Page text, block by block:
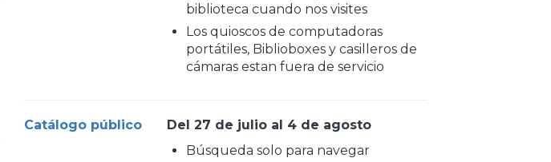
biblioteca cuando nos visites
Los quioscos de computadoras
portátiles, Biblioboxes y casilleros de
cámaras estan fuera de servicio
Catálogo público
Del 27 de julio al 4 de agosto
Búsqueda solo para navegar